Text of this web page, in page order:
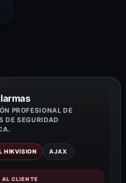
PROFESIONAL DE
DE SEGURIDAD
HIKVISION AJAX
AL CLIENTE